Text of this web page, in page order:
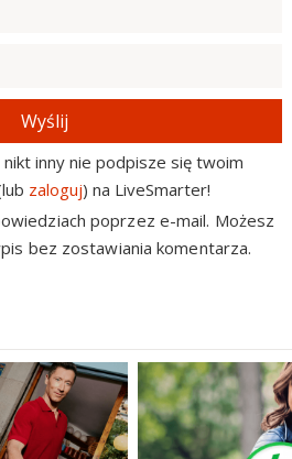
Wyślij
inny nie podpisze się twoim
zaloguj) na LiveSmarter!
poprzez e-mail. Możesz
bez zostawiania komentarza.